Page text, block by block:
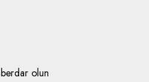
olun